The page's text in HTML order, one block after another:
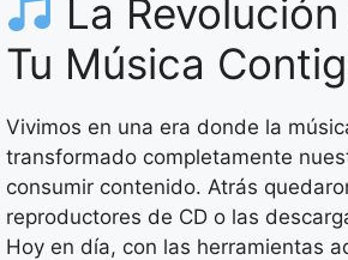
La
Tu Música
Vivimos en una era donde la
transformado completamente
consumir contenido. Atrás
reproductores de CD o las
Hoy en día, con las herramientas